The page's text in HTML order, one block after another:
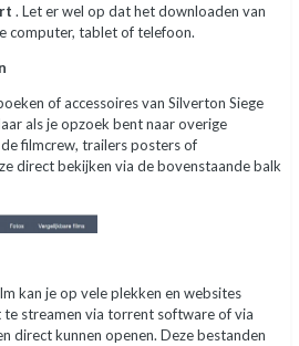
. Let er wel op dat het downloaden van
computer, tablet of telefoon.
of accessoires van Silverton Siege
als je opzoek bent naar overige
filmcrew, trailers posters of
direct bekijken via de bovenstaande balk
kan je op vele plekken en websites
te streamen via torrent software of via
direct kunnen openen. Deze bestanden